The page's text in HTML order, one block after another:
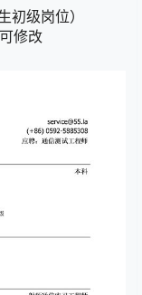
初级岗位）
修改